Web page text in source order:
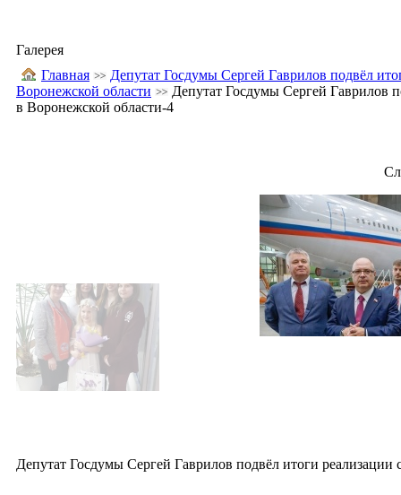
Галерея
Главная
Депутат Госдумы Сергей Гаврилов подвёл
Воронежской области
Депутат Госдумы Сергей Гаврилов
в Воронежской области-4
Депутат Госдумы Сергей Гаврилов подвёл итоги